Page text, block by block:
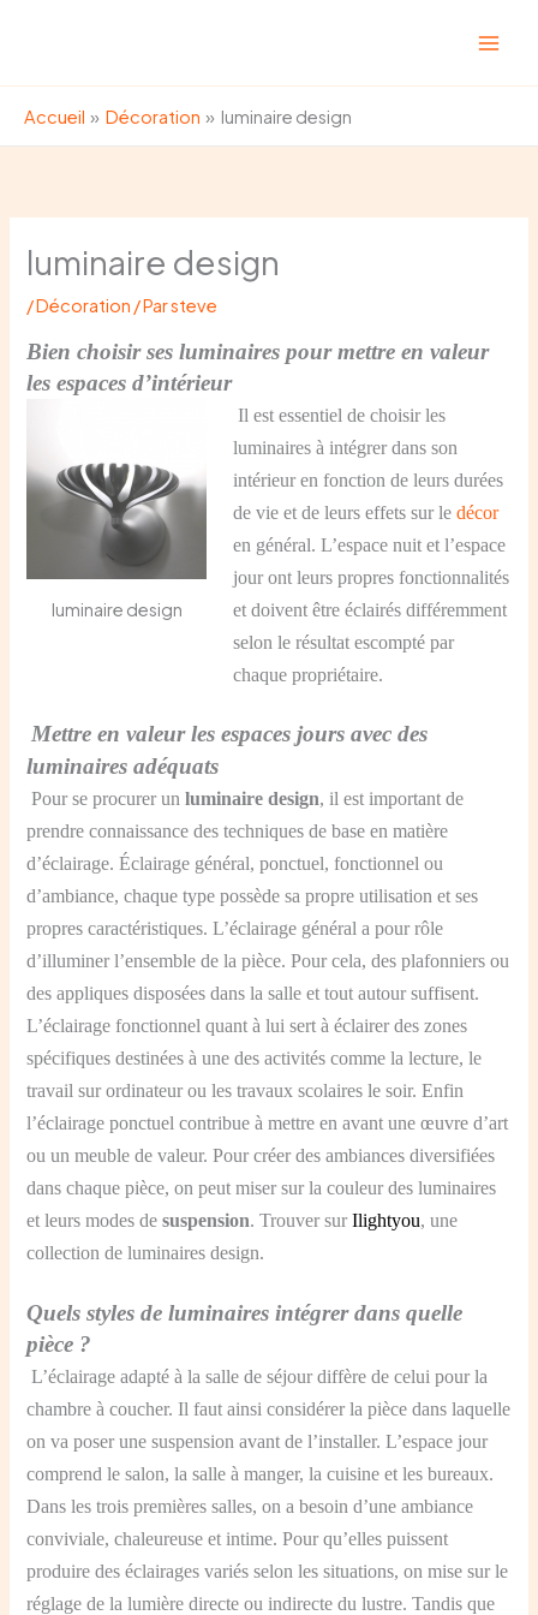
Accueil
Décoration luminaire design
luminaire design
/Décoration / Parsteve
Bien choisir ses luminaires pour mettre en valeur
les espaces d’intérieur
luminaire design
Il est essentiel de choisir les
luminaires à intégrer dans son
intérieur en fonction de leurs durées
de vie et de leurs effets sur ledécor
en général. L’espace nuit et l’espace
jour ont leurs propres fonctionnalités
et doivent être éclairés différemment
selon le résultat escompté par
chaque propriétaire.
Mettre en valeur les espaces jours avec des
luminaires adéquats
Pour se procurer un luminaire design, il est important de
prendre connaissance des techniques de base en matière
d’éclairage. Éclairage général, ponctuel, fonctionnel ou
d’ambiance, chaque type possède sa propre utilisation et ses
propres caractéristiques. L’éclairage général a pour rôle
d’illuminer l’ensemble de la pièce. Pour cela, des plafonniers ou
des appliques disposées dans la salle et tout autour suffisent.
L’éclairage fonctionnel quant à lui sert à éclairer des zones
spécifiques destinées à une des activités comme la lecture, le
travail sur ordinateur ou les travaux scolaires le soir. Enfin
l’éclairage ponctuel contribue à mettre en avant une œuvre d’art
ou un meuble de valeur. Pour créer des ambiances diversifiées
dans chaque pièce, on peut miser sur la couleur des luminaires
et leurs modes desuspension. Trouver surIlightyou, une
collection de luminaires design.
Quels styles de luminaires intégrer dans quelle
pièce ?
L’éclairage adapté à la salle de séjour diffère de celui pour la
chambre à coucher. Il faut ainsi considérer la pièce dans laquelle
on va poser une suspension avant de l’installer. L’espace jour
comprend le salon, la salle à manger, la cuisine et les bureaux.
Dans les trois premières salles, on a besoin d’une ambiance
conviviale, chaleureuse et intime. Pour qu’elles puissent
produire des éclairages variés selon les situations, on mise sur le
réglage de la lumière directe ou indirecte du lustre. Tandis que